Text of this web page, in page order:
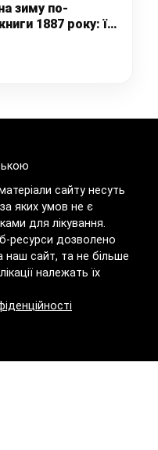
зиму по-
1887 року: їла
сподобались,
сайту несуть
яких умов не є
для лікування.
ресурси дозволено
наш сайт, та не більше
належать їх